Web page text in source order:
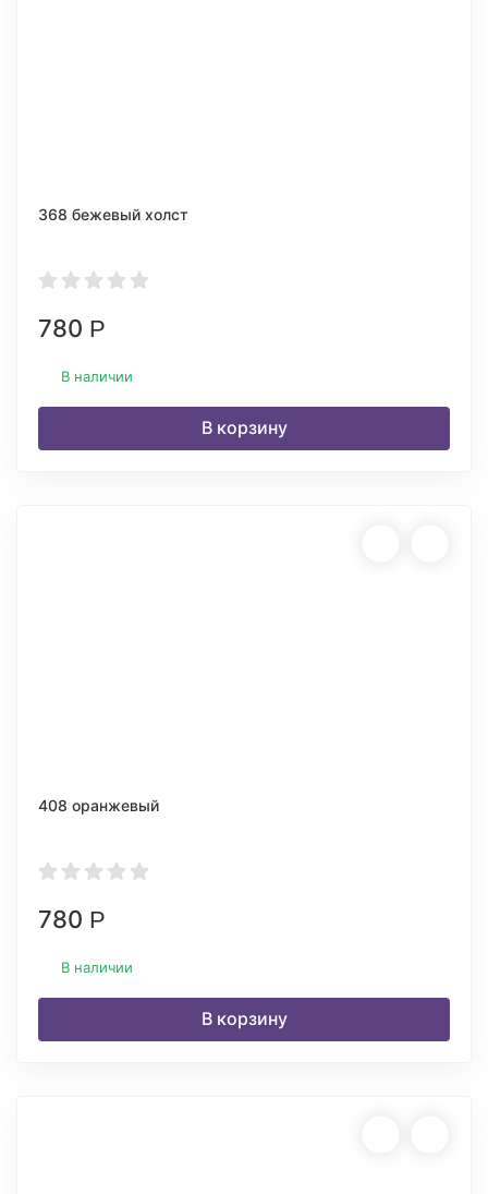
368 бежевый холст
780 Р
В наличии
В корзину
408 оранжевый
780 Р
В наличии
В корзину